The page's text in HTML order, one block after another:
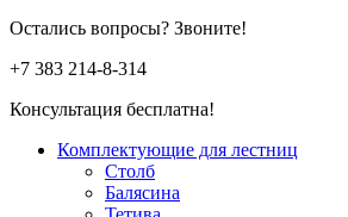
Остались вопросы? Звоните!
+7 383 214-8-314
Консультация бесплатна!
Комплектующие для лестниц
Столб
Балясина